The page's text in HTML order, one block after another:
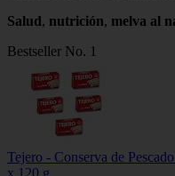
Salud , nutrición, melva al
Bestseller No. 1
Tejero - Conserva de